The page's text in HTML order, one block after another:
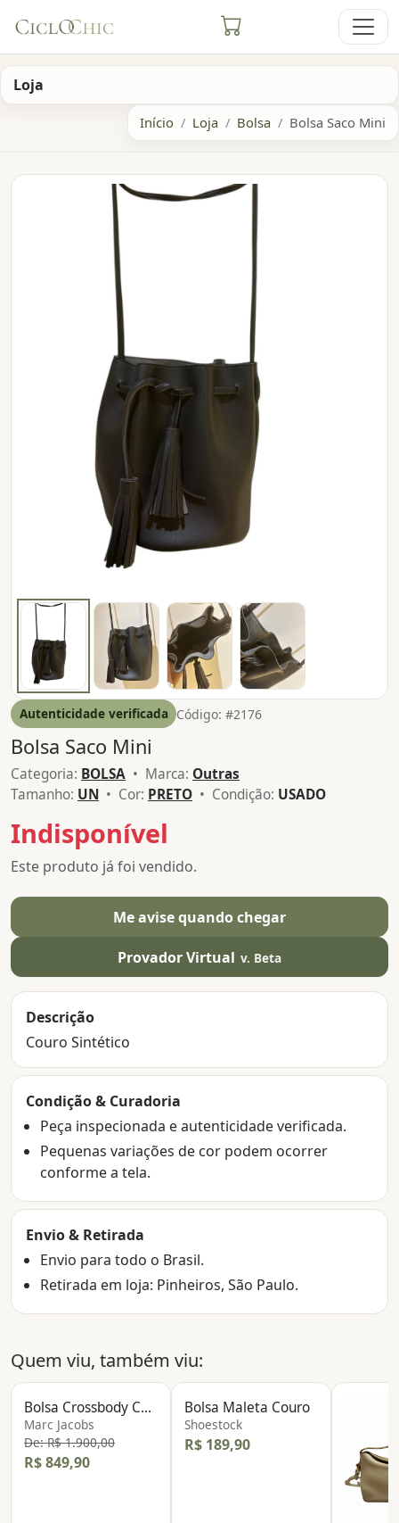
Loja
Início Loja Bolsa Bolsa Saco Mini
Autenticidade verificada Código: #2176
Bolsa Saco Mini
Categoria: BOLSA • Marca: Outras
Tamanho: UN • Cor: PRETO • Condição: USADO
Indisponível
Este produto já foi vendido.
Me avise quando chegar
Provador Virtual v. Beta
Descrição
Couro Sintético
Condição & Curadoria
Peça inspecionada e autenticidade verificada.
Pequenas variações de cor podem ocorrer
conforme a tela.
Envio & Retirada
Envio para todo o Brasil.
Retirada em loja: Pinheiros, São Paulo.
Quem viu, também viu:
Bolsa Crossbody Couro
Marc Jacobs
De: R$ 1.900,00
R$ 849,90
Bolsa Maleta Couro
Shoestock
R$ 189,90